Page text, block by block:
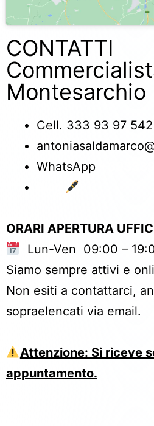
CONTATTI
Montesarchio
Cell. 333 93 97 542
WhatsApp
ORARI APERTURA
Lun-Ven 09:00 –
Siamo sempre attivi e
Non esiti a contattarci,
sopraelencati via email.
Attenzione: Si riceve
appuntamento.